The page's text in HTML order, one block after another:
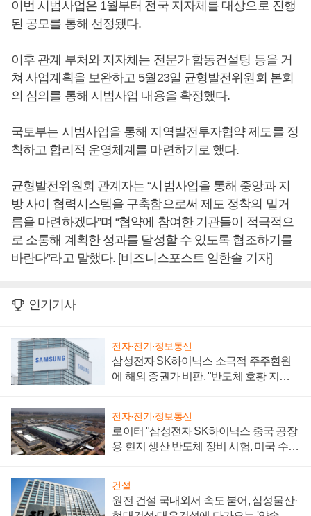
이번 시범사업은 1월부터 전국 지자체를 대상으로 진행
된 공모를 통해 선정됐다.
이후 관계 부처와 지자체는 전문가 합동컨설팅 등을 거
쳐 사업계획을 보완하고 5월23일 균형발전위원회 본회
의 심의를 통해 시범사업 내용을 확정했다.
국토부는 시범사업을 통해 지역발전투자협약 제도를 정
착하고 합리적 운영체계를 마련하기로 했다.
균형발전위원회 관계자는 “시범사업을 통해 중앙과 지
방 사이 협력시스템을 구축함으로써 제도 정착의 밑거
름을 마련하겠다”며 “협약에 참여한 기관들이 적극적으
로 소통해 계획한 성과를 달성할 수 있도록 협조하기를
바란다”라고 말했다. [비즈니스포스트 임한솔 기자]
인기기사
전자·전기·정보통신
삼성전자 SK하이닉스 소극적 주주환원
에 해외 증권가 비판, "반도체 호황 지속
전자·전기·정보통신
로이터 "삼성전자 SK하이닉스 중국 공장
용 현지 생산 반도체 장비 시험, 미국 수출
건설
원전 건설 국내외서 속도 붙어, 삼성물산·